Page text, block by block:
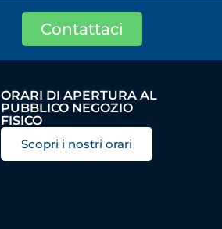
Contattaci
ORARI DI APERTURA AL
PUBBLICO NEGOZIO
FISICO
Scopri i nostri orari